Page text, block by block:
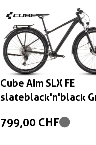
799,00 CHF
Cube Aim SLX FE
slateblack'n'black
XL
799,00 CHF
Cube Aim SLX FE
slateblack'n'black
Cube Aim SLX FE
slateblack'n'black
799,00 CHF